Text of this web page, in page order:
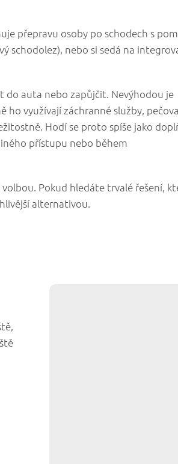
přepravu osoby po schodech s
schodolez), nebo si sedá na
do auta nebo zapůjčit. Nevýhodou je
ho využívají záchranné služby,
Hodí se proto spíše jako
přístupu nebo během
Pokud hledáte trvalé řešení,
alternativou.